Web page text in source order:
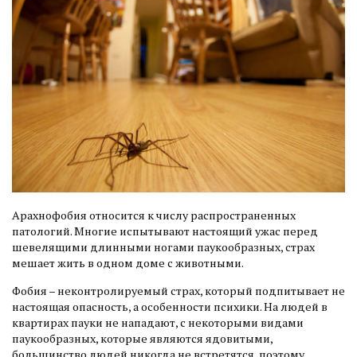
Арахнофобия относится к числу распространенных
патологий. Многие испытывают настоящий ужас перед
шевелящими длинными ногами паукообразных, страх
мешает жить в одном доме с животными.
Фобия – неконтролируемый страх, который подпитывает не
настоящая опасность, а особенности психики. На людей в
квартирах пауки не нападают, с некоторыми видами
паукообразных, которые являются ядовитыми,